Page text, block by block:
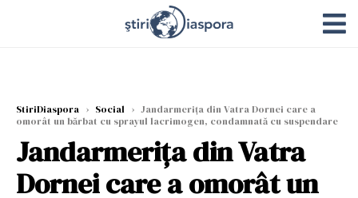
StiriDiaspora › Social › Jandarmerița din Vatra Dornei care a
omorât un bărbat cu sprayul lacrimogen, condamnată cu suspendare
Jandarmerița din Vatra
Dornei care a omorât un